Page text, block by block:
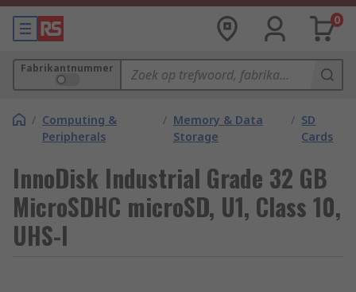
0
Fabrikantnummer
/ Computing &
Peripherals
/ Memory & Data
Storage
/ SD
Cards
InnoDisk Industrial Grade 32 GB
MicroSDHC microSD, U1, Class 10,
UHS-I